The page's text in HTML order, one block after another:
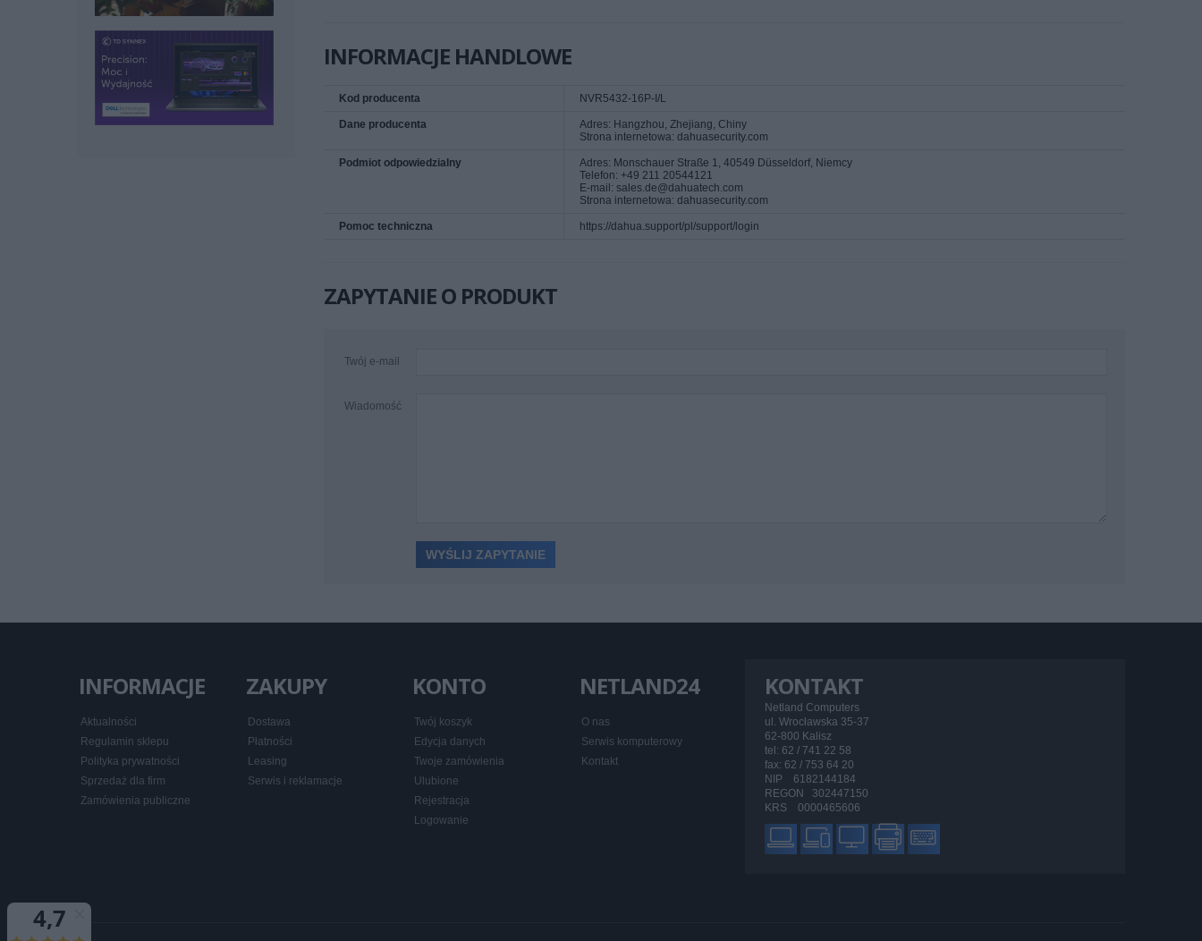
INFORMACJE HANDLOWE
Kod producenta NVR5432-16P-I/L
Dane producenta
Adres: Hangzhou, Zhejiang, Chiny
Strona internetowa: dahuasecurity.com
Podmiot odpowiedzialny
Adres: Monschauer Straße 1, 40549 Düsseldorf, Niemcy
Telefon: +49 211 20544121
E-mail: sales.de@dahuatech.com
Strona internetowa: dahuasecurity.com
Pomoc techniczna https://dahua.support/pl/support/login
ZAPYTANIE O PRODUKT
Twój e-mail
Wiadomość
KONTAKT
Netland Computers
ul. Wrocławska 35-37
62-800 Kalisz
tel: 62 / 741 22 58
fax: 62 / 753 64 20
NIP 6182144184
REGON 302447150
KRS 0000465606
INFORMACJE
Aktualności
Regulamin sklepu
Polityka prywatności
Sprzedaż dla firm
Zamówienia publiczne
ZAKUPY
Dostawa
Płatności
Leasing
Serwis i reklamacje
KONTO
Twój koszyk
Edycja danych
Twoje zamówienia
Ulubione
Rejestracja
Logowanie
NETLAND24
O nas
Serwis komputerowy
Kontakt